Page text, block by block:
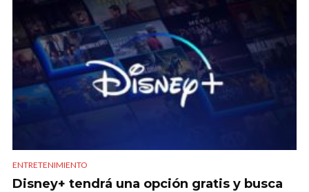
ENTRETENIMIENTO
Disney+ tendrá una opción gratis y busca